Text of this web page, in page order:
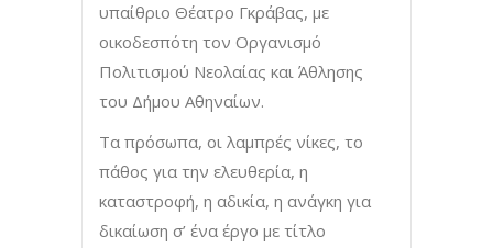
υπαίθριο Θέατρο Γκράβας, με
οικοδεσπότη τον Οργανισμό
Πολιτισμού Νεολαίας και Άθλησης
του Δήμου Αθηναίων.
Τα πρόσωπα, οι λαμπρές νίκες, το
πάθος για την ελευθερία, η
καταστροφή, η αδικία, η ανάγκη για
δικαίωση σ’ ένα έργο με τίτλο